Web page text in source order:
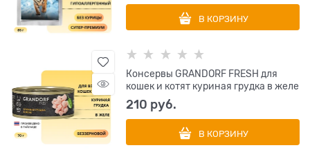
В КОРЗИНУ
Консервы GRANDORF FRESH для
кошек и котят куриная грудка в желе
210 руб.
В КОРЗИНУ